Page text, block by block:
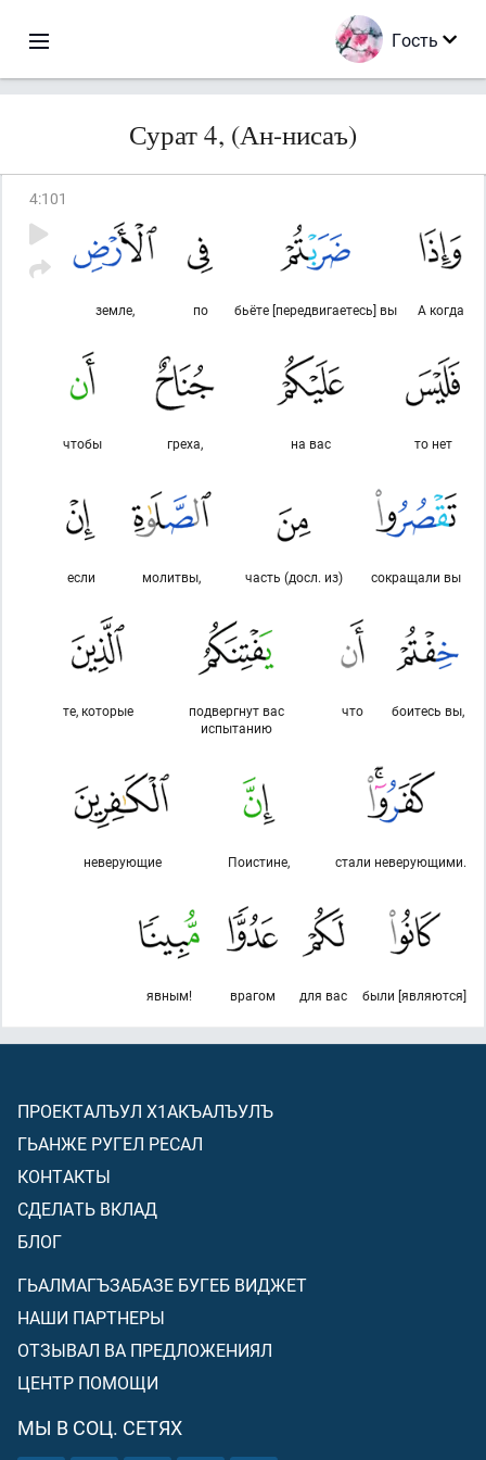
Гость
Сурат 4, (Ан-нисаъ)
4:101
А когда
бьёте [передвигаетесь] вы
по
земле,
то нет
на вас
греха,
чтобы
сокращали вы
часть (досл. из)
молитвы,
если
боитесь вы,
что
подвергнут вас
испытанию
те, которые
стали неверующими.
Поистине,
неверующие
были [являются]
для вас
врагом
явным!
ПРОЕКТАЛЪУЛ Х1АКЪАЛЪУЛЪ
ГЬАНЖЕ РУГЕЛ РЕСАЛ
КОНТАКТЫ
СДЕЛАТЬ ВКЛАД
БЛОГ
ГЬАЛМАГЪЗАБАЗЕ БУГЕБ ВИДЖЕТ
НАШИ ПАРТНЕРЫ
ОТЗЫВАЛ ВА ПРЕДЛОЖЕНИЯЛ
ЦЕНТР ПОМОЩИ
МЫ В СОЦ. СЕТЯХ